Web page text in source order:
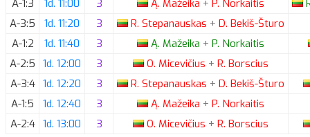
A-1:3
1d. 11:00 3 Ą. Mažeika + P. Norkaitis
A-3:5
1d. 11:20 3 R. Stepanauskas + D. Bekiš-Šturo
A-1:2
1d. 11:40 3 Ą. Mažeika + P. Norkaitis
A-2:5 1d. 12:00 3 O. Micevičius + R. Borscius
A-3:4 1d. 12:20 3 R. Stepanauskas + D. Bekiš-Šturo
A-1:5
1d. 12:40 3 Ą. Mažeika + P. Norkaitis
A-2:4 1d. 13:00 3 O. Micevičius + R. Borscius